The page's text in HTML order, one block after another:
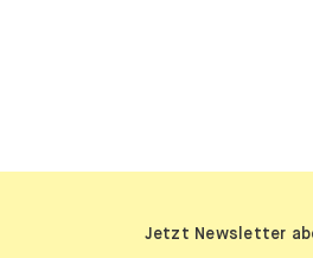
Jetzt Newsletter